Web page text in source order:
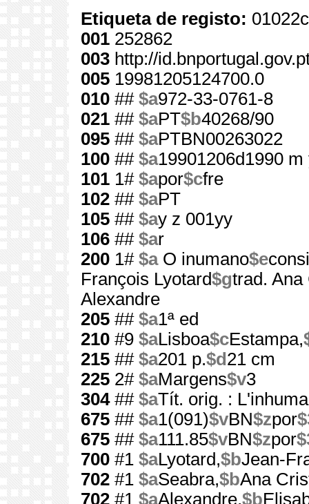
Etiqueta de registo:
001 252862
003 http://
005 19981205124700.0
010 ## $a972-33-0761-8
021 ## $aPT$b40268/90
095 ## $aPTBN00263022
100 ## $a19901206d1990
101 1# $apor$cfre
102 ## $aPT
105 ## $ay z 001yy
106 ## $ar
200 1# $aO inumano$e
François Lyotard$gtrad. Ana
Alexandre
205 ## $a1ª ed
210 #9 $aLisboa$cEstampa,
215 ## $a201 p.$d 21 cm
225 2# $aMargens$v3
304## $aTít. orig. :
675 ## $a1(091)$vBN$zpor
675 ## $a111.85$vBN$zpor
700 #1 $aLyotard,$bJean-
702 #1 $aSeabra,$bAna
702 #1 $aAlexandre,$b